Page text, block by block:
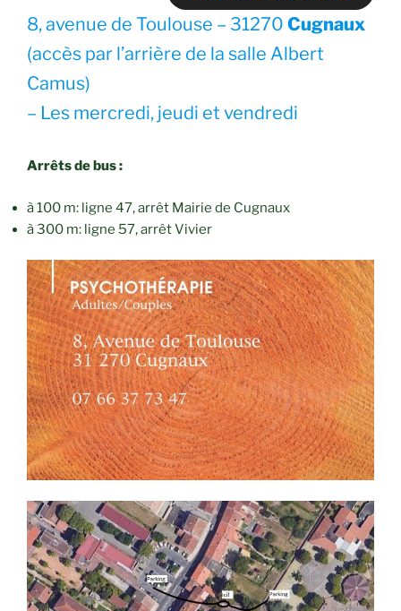
8, avenue de Toulouse – 31270 Cugnaux
(accès par l’arrière de la salle Albert
Camus)
– Les mercredi, jeudi et vendredi
Arrêts de bus :
à 100 m: ligne 47, arrêt Mairie de Cugnaux
à 300 m: ligne 57, arrêt Vivier